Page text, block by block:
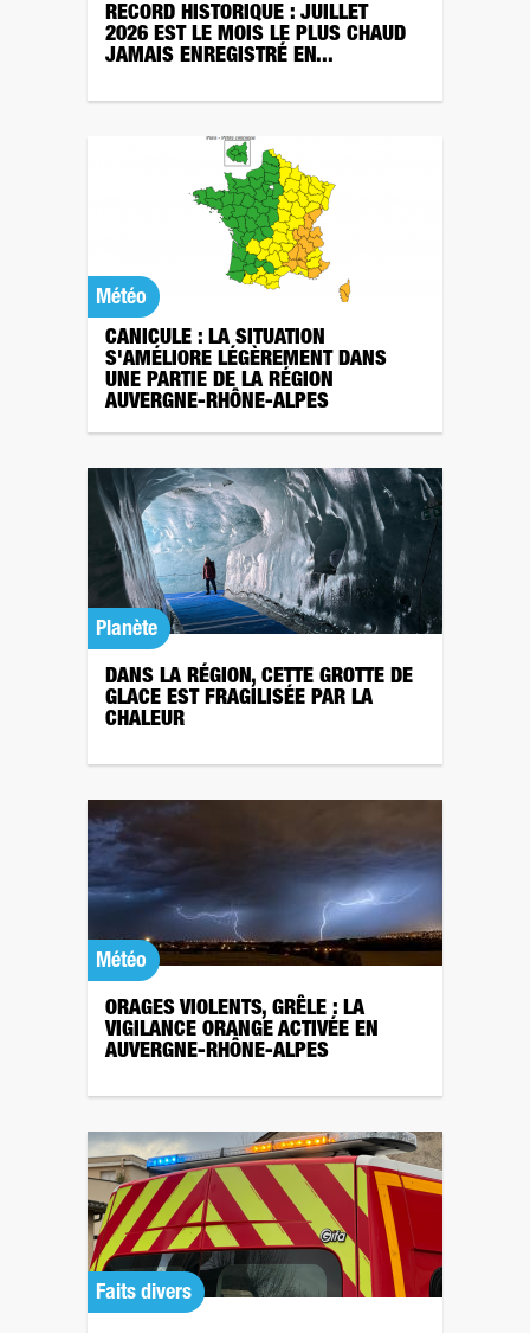
RECORD HISTORIQUE : JUILLET
2026 EST LE MOIS LE PLUS CHAUD
JAMAIS ENREGISTRÉ EN...
Météo
CANICULE : LA SITUATION
S'AMÉLIORE LÉGÈREMENT DANS
UNE PARTIE DE LA RÉGION
AUVERGNE-RHÔNE-ALPES
Planète
DANS LA RÉGION, CETTE GROTTE DE
GLACE EST FRAGILISÉE PAR LA
CHALEUR
Météo
ORAGES VIOLENTS, GRÊLE : LA
VIGILANCE ORANGE ACTIVÉE EN
AUVERGNE-RHÔNE-ALPES
Faits divers